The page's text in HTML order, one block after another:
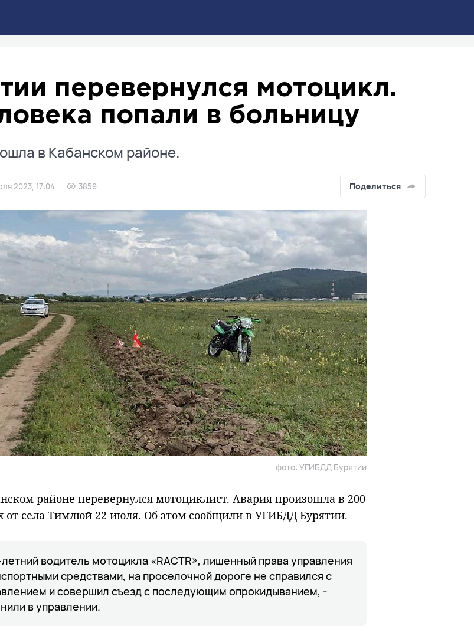
перевернулся мотоцикл.
попали в больницу
в Кабанском районе.
2023, 17:04 3859 Поделиться
фото: УГИБДД Бурятии
районе перевернулся мотоциклист. Авария произошла в 200
от села Тимлюй 22 июля. Об этом сообщили в УГИБДД Бурятии.
водитель мотоцикла «RACTR», лишенный права управления
средствами, на проселочной дороге не справился с
и совершил съезд с последующим опрокидыванием, -
в управлении.